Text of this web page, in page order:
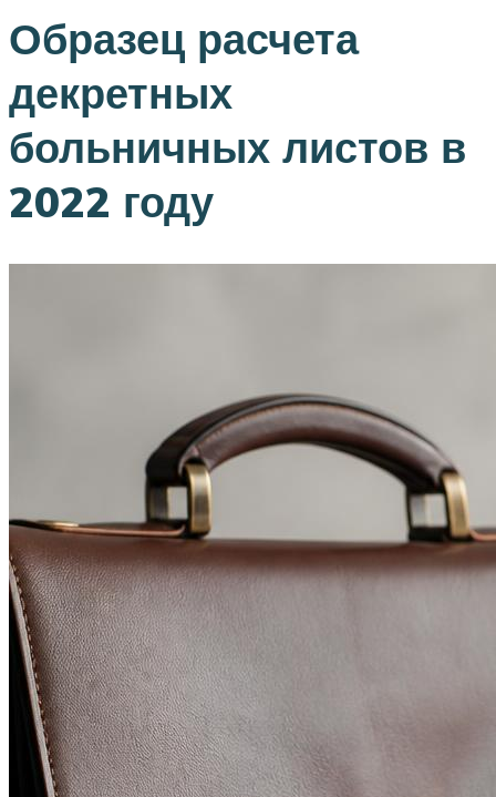
Образец расчета
декретных
больничных листов в
2022 году